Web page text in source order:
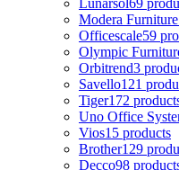
Modera Furniture
Officescale59
Olympic
Orbitrend3
Savello121
Tiger172
Uno Office
Vios15 products
Brother129
Decco98